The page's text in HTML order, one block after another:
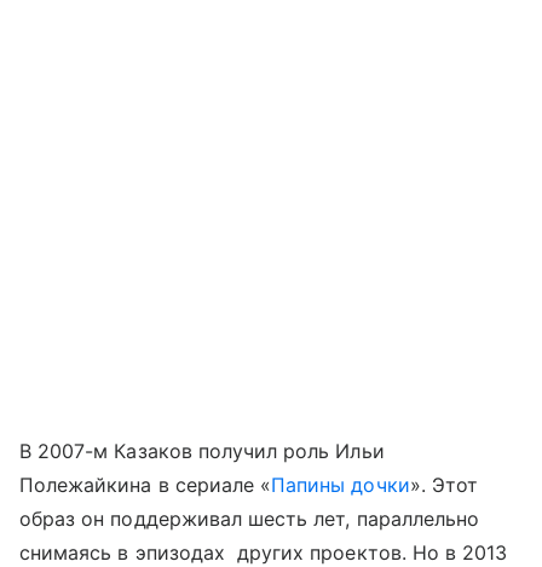
В 2007-м Казаков получил роль Ильи
Полежайкина в сериале «Папины дочки». Этот
образ он поддерживал шесть лет, параллельно
снимаясь в эпизодах других проектов. Но в 2013